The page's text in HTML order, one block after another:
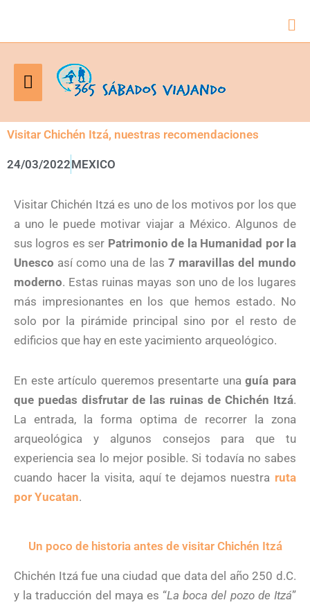
Menú
principal
Visitar Chichén Itzá, nuestras recomendaciones
24/03/2022MEXICO
Visitar Chichén Itzá es uno de los motivos por los que
a uno le puede motivar viajar a México. Algunos de
sus logros es ser Patrimonio de la Humanidad por la
Unesco así como una de las 7 maravillas del mundo
moderno. Estas ruinas mayas son uno de los lugares
más impresionantes en los que hemos estado. No
solo por la pirámide principal sino por el resto de
edificios que hay en este yacimiento arqueológico.
En este artículo queremos presentarte unaguía para
que puedas disfrutar de las ruinas de Chichén Itzá.
La entrada, la forma optima de recorrer la zona
arqueológica y algunos consejos para que tu
experiencia sea lo mejor posible. Si todavía no sabes
cuando hacer la visita, aquí te dejamos nuestra ruta
por Yucatan.
Un poco de historia antes de visitar Chichén Itzá
Chichén Itzá fue una ciudad que data del año 250 d.C.
y la traducción del maya es “La boca del pozo de Itzá”